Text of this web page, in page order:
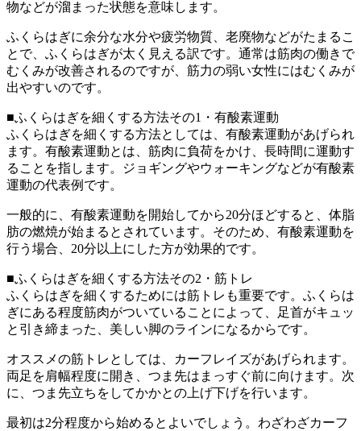
物などが溜まった状態を意味します。
ふくらはぎに余分な水分や疲労物質、老廃物などがたまるこ
とで、ふくらはぎが太く見える訳です。通常は筋肉の働きで
むくみが改善されるのですが、筋力の弱い女性にはむくみが
出やすいのです。
■ふくらはぎを細くする方法その1・有酸素運動
ふくらはぎを細くする方法としては、有酸素運動があげられ
ます。有酸素運動とは、筋肉に負荷をかけ、長時間に運動す
ることを指します。ジョギングやウォーキングなどが有酸素
運動の代表例です。
一般的に、有酸素運動を開始してから20分ほどすると、体脂
肪の燃焼が始まるとされています。そのため、有酸素運動を
行う場合、20分以上にした方が効果的です。
■ふくらはぎを細くする方法その2・筋トレ
ふくらはぎを細くするためには筋トレも重要です。ふくらは
ぎにある程度筋肉がついていることによって、足首がキュッ
と引き締まった、美しい脚のラインになるからです。
オススメの筋トレとしては、カーフレイズがあげられます。
両足を肩幅程度に開き、つま先はまっすぐ前に向けます。次
に、つま先立ちをしてかかとの上げ下げを行います。
最初は2分程度から始めるとよいでしょう。わざわざカーフ